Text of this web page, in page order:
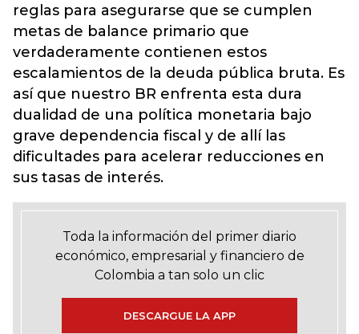
reglas para asegurarse que se cumplen
metas de balance primario que
verdaderamente contienen estos
escalamientos de la deuda pública bruta. Es
así que nuestro BR enfrenta esta dura
dualidad de una política monetaria bajo
grave dependencia fiscal y de allí las
dificultades para acelerar reducciones en
sus tasas de interés.
Toda la información del primer diario
económico, empresarial y financiero de
Colombia a tan solo un clic
DESCARGUE LA APP